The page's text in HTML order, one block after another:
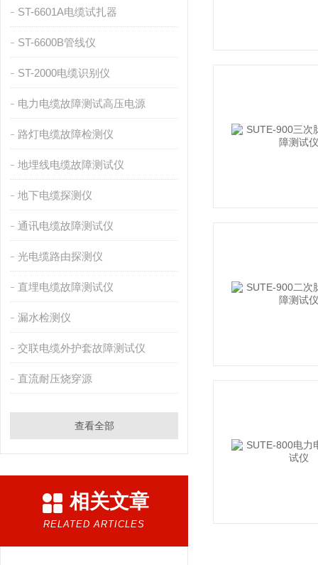
ST-6601A电缆试扎器
ST-6600B管线仪
ST-2000电缆识别仪
电力电缆故障测试高压电源
路灯电缆故障检测仪
地埋线电缆故障测试仪
地下电缆探测仪
通讯电缆故障测试仪
光电缆路由探测仪
直埋电缆故障测试仪
漏水检测仪
交联电缆外护套故障测试仪
直流耐压烧穿源
查看全部
相关文章
RELATED ARTICLES